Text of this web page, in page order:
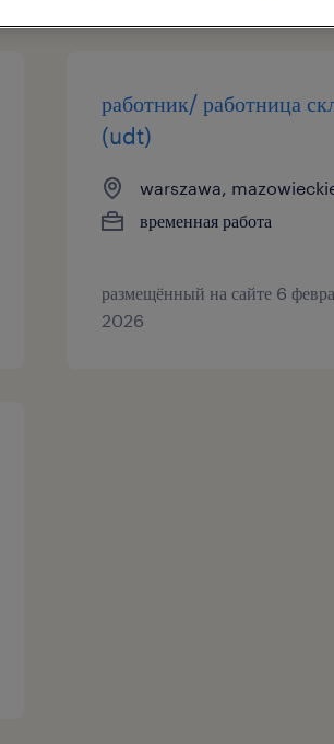
работник/ работница
(udt)
warszawa,
временная работа
размещённый на сайте 6
2026